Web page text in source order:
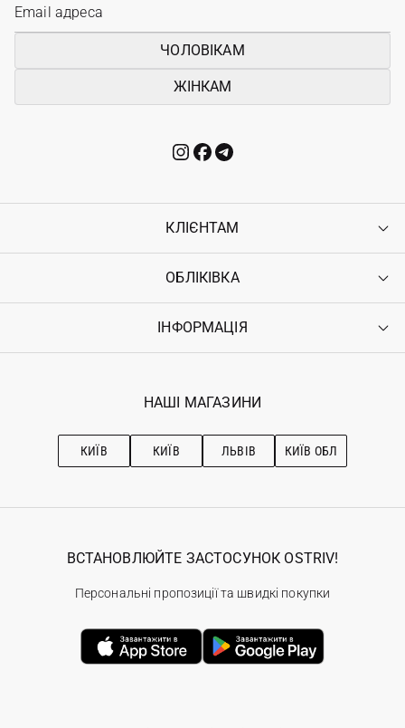
ЧОЛОВІКАМ
ЖІНКАМ
КЛІЄНТАМ
Контакти
Повернення
Гарантія
ОБЛІКІВКА
Увійти
Ostriv Club+
ІНФОРМАЦІЯ
Наші магазини
Рекомендації з догляду
НАШІ МАГАЗИНИ
КИЇВ КИЇВ ЛЬВІВ КИЇВ ОБЛ
ВСТАНОВЛЮЙТЕ ЗАСТОСУНОК OSTRIV!
Персональні пропозиції та швидкі покупки